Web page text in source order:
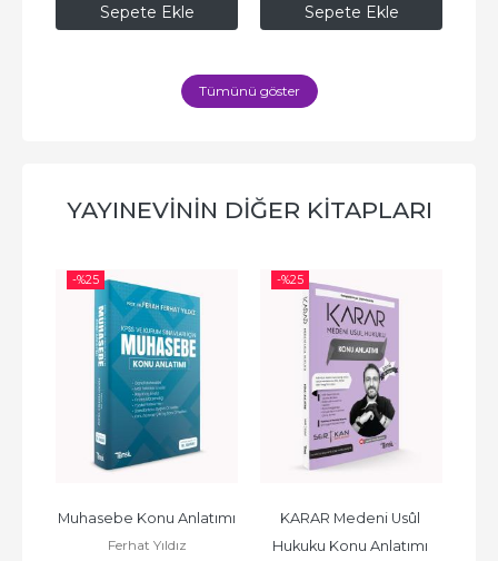
Sepete Ekle Sepete Ekle
Tümünü göster
YAYINEVININ DIĞER KITAPLARI
-%25
Muhasebe Konu Anlatımı
Ferhat Yıldız
-%25
KARAR Medeni Usûl
Hukuku Konu Anlatımı